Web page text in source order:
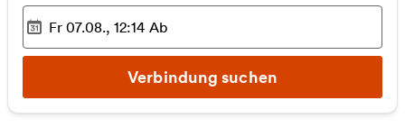
Ausgewählter Zeitpunkt
Fr 07.08., 12:14 Ab
Verbindung suchen